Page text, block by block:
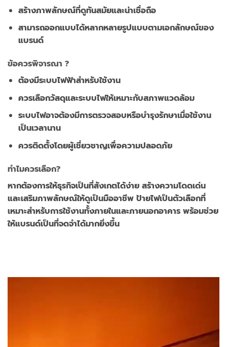
สร้างภาพลักษณ์ที่ดูทันสมัยและน่าเชื่อถือ
สามารถออกแบบได้หลากหลายรูปแบบตามเอกลักษณ์ของ
แบรนด์
ข้อควรพิจารณา ?
ต้องมีระบบไฟฟ้าสำหรับใช้งาน
ควรเลือกวัสดุและระบบไฟให้เหมาะกับสภาพแวดล้อม
ระบบไฟอาจต้องมีการตรวจสอบหรือบำรุงรักษาเมื่อใช้งาน
เป็นเวลานาน
ควรติดตั้งโดยผู้เชี่ยวชาญเพื่อความปลอดภัย
ทำไมควรเลือก?
หากต้องการให้ธุรกิจเป็นที่สังเกตได้ง่าย สร้างความโดดเด่น
และเสริมภาพลักษณ์ให้ดูเป็นมืออาชีพ ป้ายไฟเป็นตัวเลือกที่
เหมาะสำหรับการใช้งานทั้งภายในและภายนอกอาคาร พร้อมช่วย
ให้แบรนด์เป็นที่จดจำได้มากยิ่งขึ้น